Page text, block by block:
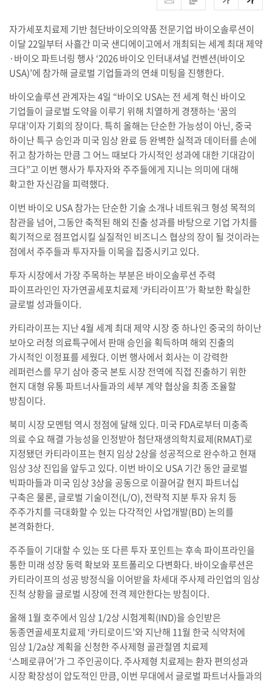
자가세포치료제 기반 첨단바이오의약품 전문기업 바이오솔루션이
이달 22일부터 사흘간 미국 샌디에이고에서 개최되는 세계 최대 제약
·바이오 파트너링 행사 ‘2026 바이오 인터내셔널 컨벤션(바이오
USA)’에 참가해 글로벌 기업들과의 연쇄 미팅을 진행한다.
바이오솔루션 관계자는 4일 “바이오 USA는 전 세계 혁신 바이오
기업들이 글로벌 도약을 이루기 위해 치열하게 경쟁하는 ‘꿈의
무대’이자 기회의 장이다. 특히 올해는 단순한 가능성이 아닌, 중국
하이난 특구 승인과 미국 임상 완료 등 완벽한 실적과 데이터를 손에
쥐고 참가하는 만큼 그 어느 때보다 가시적인 성과에 대한 기대감이
크다”고 이번 행사가 투자자와 주주들에게 지니는 의미에 대해
확고한 자신감을 피력했다.
이번 바이오 USA 참가는 단순한 기술 소개나 네트워크 형성 목적의
참관을 넘어, 그동안 축적된 해외 진출 성과를 바탕으로 기업 가치를
획기적으로 점프업시킬 실질적인 비즈니스 협상의 장이 될 것이라는
점에서 주주들과 투자자들 이목을 집중시키고 있다.
투자 시장에서 가장 주목하는 부분은 바이오솔루션 주력
파이프라인인 자가연골세포치료제 ‘카티라이프’가 확보한 확실한
글로벌 성과들이다.
카티라이프는 지난 4월 세계 최대 제약 시장 중 하나인 중국의 하이난
보아오 러청 의료특구에서 판매 승인을 획득하며 해외 진출의
가시적인 이정표를 세웠다. 이번 행사에서 회사는 이 강력한
레퍼런스를 무기 삼아 중국 본토 시장 전역에 직접 진출하기 위한
현지 대형 유통 파트너사들과의 세부 계약 협상을 최종 조율할
방침이다.
북미 시장 모멘텀 역시 정점에 달해 있다. 미국 FDA로부터 미충족
의료 수요 해결 가능성을 인정받아 첨단재생의학치료제(RMAT)로
지정됐던 카티라이프는 현지 임상 2상을 성공적으로 완수하고 현재
임상 3상 진입을 앞두고 있다. 이번 바이오 USA 기간 동안 글로벌
빅파마들과 미국 임상 3상을 공동으로 이끌어갈 현지 파트너십
구축은 물론, 글로벌 기술이전(L/O), 전략적 지분 투자 유치 등
주주가치를 극대화할 수 있는 다각적인 사업개발(BD) 논의를
본격화한다.
주주들이 기대할 수 있는 또 다른 투자 포인트는 후속 파이프라인을
통한 미래 성장 동력 확보와 포트폴리오 다변화다. 바이오솔루션은
카티라이프의 성공 방정식을 이어받을 차세대 주사제 라인업의 임상
진척 상황을 글로벌 시장에 전격 제안한다는 방침이다.
올해 1월 호주에서 임상 1/2상 시험계획(IND)을 승인받은
동종연골세포치료제 ‘카티로이드’와 지난해 11월 한국 식약처에
임상 1/2a상 계획을 신청한 주사제형 골관절염 치료제
‘스페로큐어’가 그 주인공이다. 주사제형 치료제는 환자 편의성과
시장 확장성이 압도적인 만큼, 이번 무대에서 글로벌 파트너사들과의